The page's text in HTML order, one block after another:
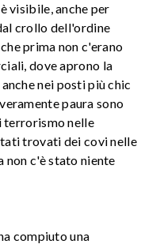
visibile, anche per
crollo dell'ordine
prima non c'erano
dove aprono la
nei posti più chic
paura sono
nelle
trovati dei covi nelle
non c'è stato niente
compiuto una